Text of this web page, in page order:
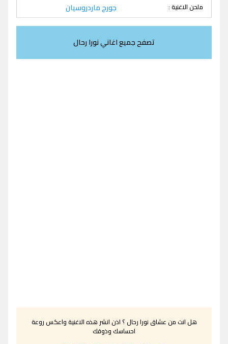
ملحن الاغنية : جورج ماردروسيان
تصفح جميع اغاني نورا رحال
هل انت من عشاق نورا رحال ؟ اذن انشر هذه الاغنية واعكس روعة
احساسك وذوقك